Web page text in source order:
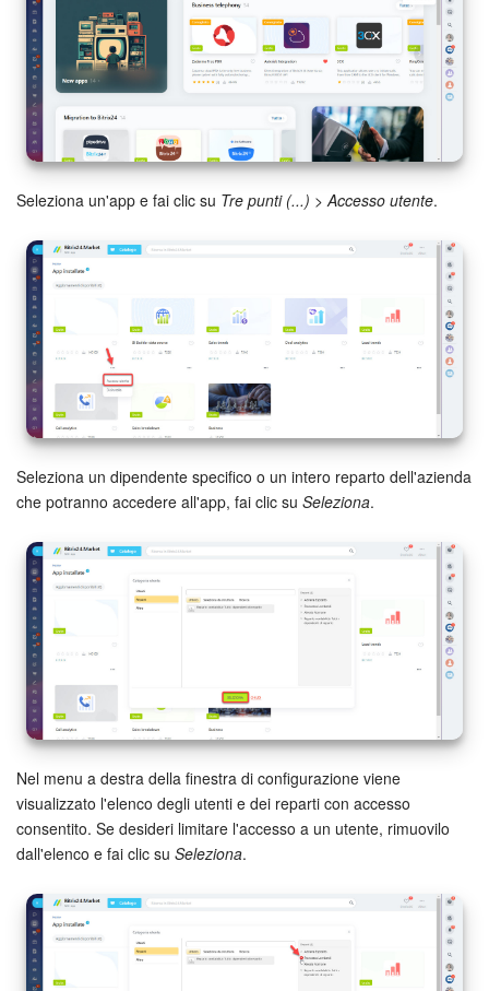
Webmail
Gruppi di lavoro
Incarichi e progetti
Progetti IA
Prenotazione online
Contact Center
Sales Center
Analisi CRM
Generatore BI
Bitrix24 Market
Siti e store
Online store
Dipendenti
Firma elettronica
Automazione
Seleziona un'app e fai clic su Tre punti (...) > Accesso utente.
Seleziona un dipendente specifico o un intero reparto dell'azienda
che potranno accedere all'app, fai clic su Seleziona.
Nel menu a destra della finestra di configurazione viene
visualizzato l'elenco degli utenti e dei reparti con accesso
consentito. Se desideri limitare l'accesso a un utente, rimuovilo
dall'elenco e fai clic su Seleziona.